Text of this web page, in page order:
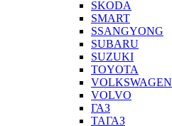
SKODA
SMART
SSANGYONG
SUBARU
SUZUKI
TOYOTA
VOLKSWAGEN
VOLVO
ГАЗ
ТАГАЗ